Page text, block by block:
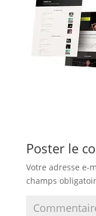
Poster le
Votre adresse e-
champs